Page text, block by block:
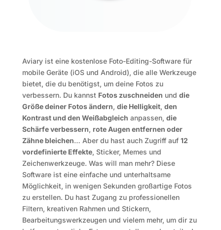
Aviary ist eine kostenlose Foto-Editing-Software für
mobile Geräte (iOS und Android), die alle Werkzeuge
bietet, die du benötigst, um deine Fotos zu
verbessern. Du kannst Fotos zuschneiden und die
Größe deiner Fotos ändern, die Helligkeit, den
Kontrast und den Weißabgleich anpassen, die
Schärfe verbessern, rote Augen entfernen oder
Zähne bleichen… Aber du hast auch Zugriff auf 12
vordefinierte Effekte, Sticker, Memes und
Zeichenwerkzeuge. Was will man mehr? Diese
Software ist eine einfache und unterhaltsame
Möglichkeit, in wenigen Sekunden großartige Fotos
zu erstellen. Du hast Zugang zu professionellen
Filtern, kreativen Rahmen und Stickern,
Bearbeitungswerkzeugen und vielem mehr, um dir zu